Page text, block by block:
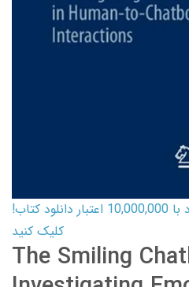
کارت اعتباری کتاب دانلود با 10,000,000 اعتبار دانلود کتاب!
کلیک کنید
The Smiling